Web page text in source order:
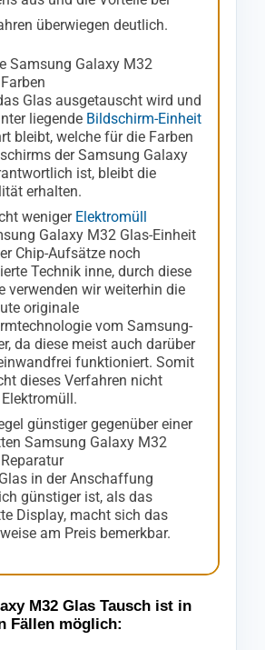
überwiegen deutlich.
Samsung Galaxy M32
Glas ausgetauscht wird und
liegende Bildschirm-Einheit
bleibt, welche für die Farben
der Samsung Galaxy
ist, bleibt die
erhalten.
weniger Elektromüll
Galaxy M32 Glas-Einheit
Chip-Aufsätze noch
Technik inne, durch diese
verwenden wir weiterhin die
originale
vom Samsung-
da diese meist auch darüber
funktioniert. Somit
dieses Verfahren nicht
günstiger gegenüber einer
Samsung Galaxy M32
in der Anschaffung
günstiger ist, als das
Display, macht sich das
am Preis bemerkbar.
M32 Glas Tausch ist in
Fällen möglich: